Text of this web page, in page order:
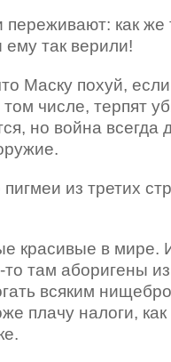
как же
так верили!
Маску похуй,
числе, терпят
но война всегда
из третих
красивые в мире.
там аборигены
всяким
плачу налоги,